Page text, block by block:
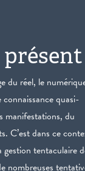
du réel, le
quasi-
manifestations, du
C’est dans ce
tentaculaire
nombreuses